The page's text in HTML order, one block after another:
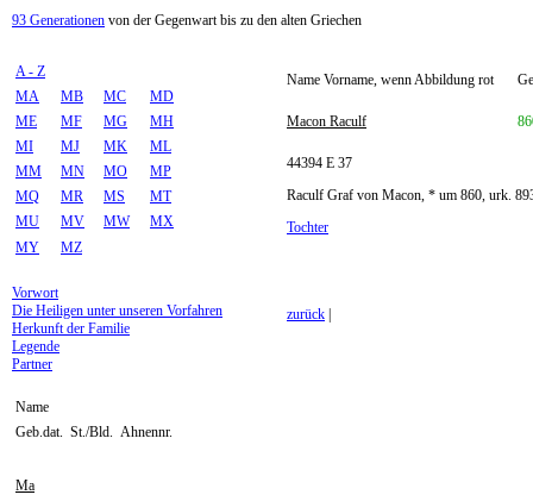
93 Generationen von der Gegenwart bis zu den alten Griechen
A - Z
MA
MB MC
MD
ME
MF MG
MH
MI
MJ MK
ML
MM
MN MO
MP
MQ
MR MS
MT
MU
MV MW
MX
MY
MZ
Vorwort
Die Heiligen unter unseren Vorfahren
Herkunft der Familie
Legende
Partner
Name
Geb.dat. St./Bld. Ahnennr.
Ma
Name Vorname, wenn Abbildung rot
Macon Raculf
44394 E 37
Raculf Graf von Macon, * um 860, urk.
Tochter
zurück